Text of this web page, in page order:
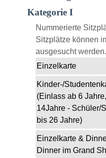
Kategorie I
Nummerierte
Sitzplätze können
ausgesucht werden.
Einzelkarte
Kinder-/
(Einlass ab 6
14Jahre - Schüler/
bis 26 Jahre)
Einzelkarte &
Dinner im Grand